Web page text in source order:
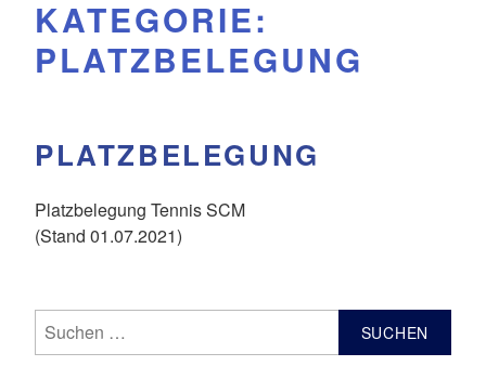
KATEGORIE:
PLATZBELEGUNG
PLATZBELEGUNG
Platzbelegung Tennis SCM
(Stand 01.07.2021)
nach: